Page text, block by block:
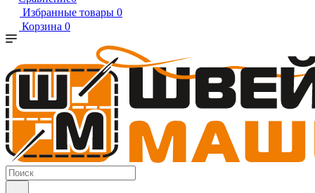
Избранные товары 0
Корзина 0